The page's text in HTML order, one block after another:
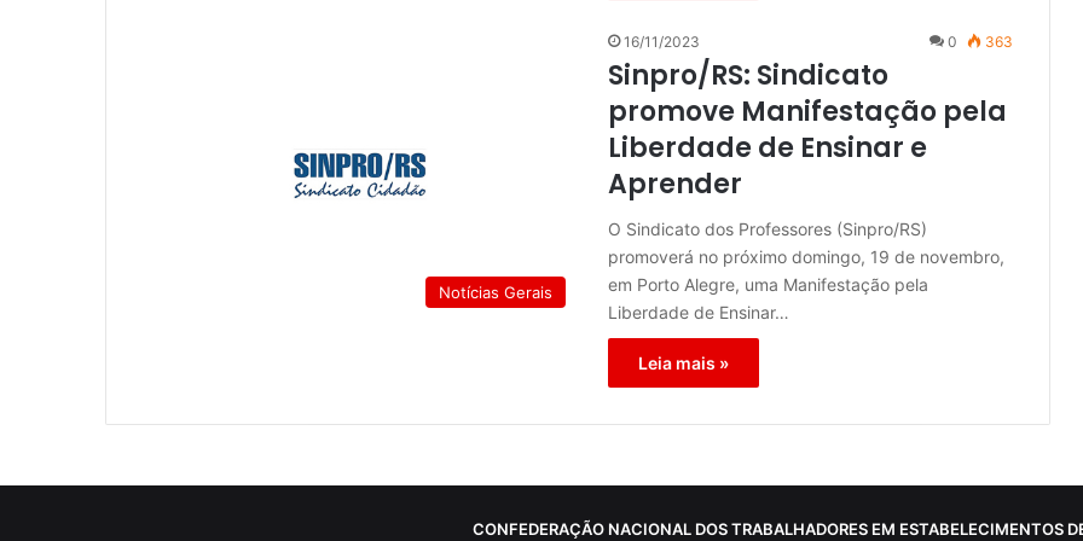
Notícias Gerais
16/11/2023 0 363
Sinpro/RS: Sindicato
promove Manifestação pela
Liberdade de Ensinar e
Aprender
O Sindicato dos Professores (Sinpro/RS)
promoverá no próximo domingo, 19 de novembro,
em Porto Alegre, uma Manifestação pela
Liberdade de Ensinar…
Leia mais »
CONFEDERAÇÃO NACIONAL DOS TRABALHADORES EM ESTABELECIMENTOS